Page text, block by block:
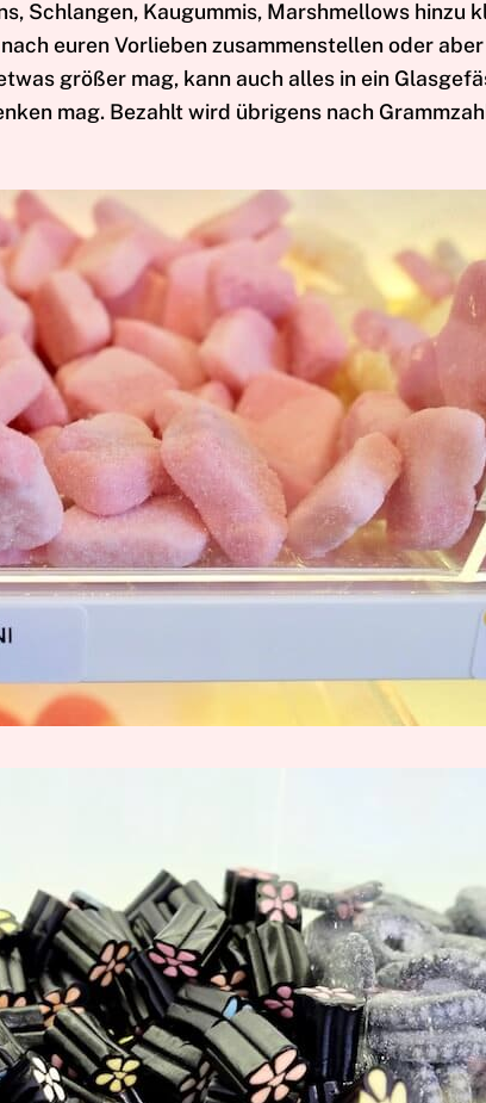
Schlangen, Kaugummis, Marshmellows hinzu
euren Vorlieben zusammenstellen oder
größer mag, kann auch alles in ein
mag. Bezahlt wird übrigens nach